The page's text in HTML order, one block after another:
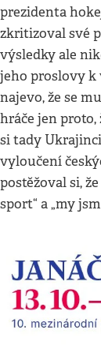
prezidenta
zkritizoval své
výsledky ale
jeho proslovy k
najevo, že se
hráče jen
si tady
vyloučení
postěžoval si,
sport“ a „my